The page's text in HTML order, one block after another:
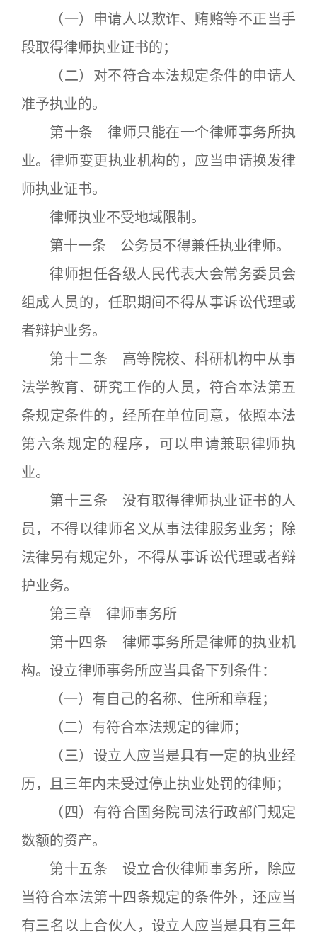
（一）申请人以欺诈、贿赂等不正当手
段取得律师执业证书的；
（二）对不符合本法规定条件的申请人
准予执业的。
第十条 律师只能在一个律师事务所执
业。律师变更执业机构的，应当申请换发律
师执业证书。
律师执业不受地域限制。
第十一条 公务员不得兼任执业律师。
律师担任各级人民代表大会常务委员会
组成人员的，任职期间不得从事诉讼代理或
者辩护业务。
第十二条 高等院校、科研机构中从事
法学教育、研究工作的人员，符合本法第五
条规定条件的，经所在单位同意，依照本法
第六条规定的程序，可以申请兼职律师执
业。
第十三条 没有取得律师执业证书的人
员，不得以律师名义从事法律服务业务；除
法律另有规定外，不得从事诉讼代理或者辩
护业务。
第三章 律师事务所
第十四条 律师事务所是律师的执业机
构。设立律师事务所应当具备下列条件：
（一）有自己的名称、住所和章程；
（二）有符合本法规定的律师；
（三）设立人应当是具有一定的执业经
历，且三年内未受过停止执业处罚的律师；
（四）有符合国务院司法行政部门规定
数额的资产。
第十五条 设立合伙律师事务所，除应
当符合本法第十四条规定的条件外，还应当
有三名以上合伙人，设立人应当是具有三年